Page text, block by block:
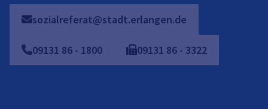
sozialreferat@stadt.erlangen.de
09131 86 - 1800 09131 86 - 3322